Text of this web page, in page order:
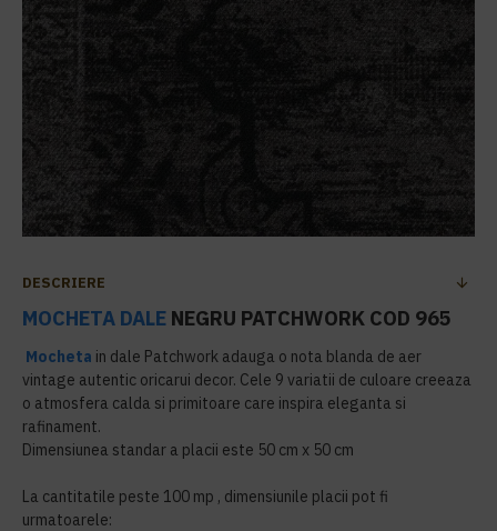
DESCRIERE
MOCHETA DALE NEGRU PATCHWORK COD 965
Mocheta in dale Patchwork adauga o nota blanda de aer
vintage autentic oricarui decor. Cele 9 variatii de culoare creeaza
o atmosfera calda si primitoare care inspira eleganta si
rafinament.
Dimensiunea standar a placii este 50 cm x 50 cm
La cantitatile peste 100 mp , dimensiunile placii pot fi
urmatoarele: